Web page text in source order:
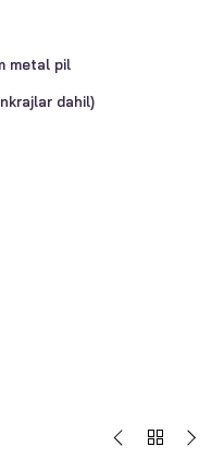
metal pil
dahil)